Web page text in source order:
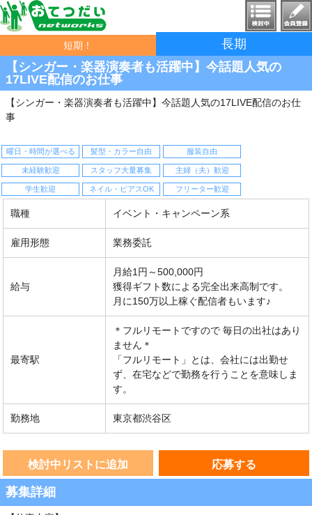
短期！
長期
【シンガー・楽器演奏者も活躍中】今話題人気の
17LIVE配信のお仕事
【シンガー・楽器演奏者も活躍中】今話題人気の17LIVE配信のお仕
事
曜日・時間が選べる 髪型・カラー自由 服装自由
未経験歓迎 スタッフ大量募集 主婦（夫）歓迎
学生歓迎 ネイル・ピアスOK フリーター歓迎
職種 イベント・キャンペーン系
雇用形態 業務委託
給与
月給1円～500,000円
獲得ギフト数による完全出来高制です。
月に150万以上稼ぐ配信者もいます♪
最寄駅
＊フルリモートですので 毎日の出社はあり
ません＊
「フルリモート」とは、会社には出勤せ
ず、在宅などで勤務を行うことを意味しま
す。
勤務地 東京都渋谷区
検討中リストに追加 応募する
募集詳細